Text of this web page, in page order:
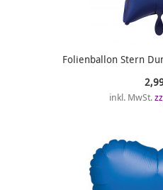
Folienballon Stern
inkl. MwSt.